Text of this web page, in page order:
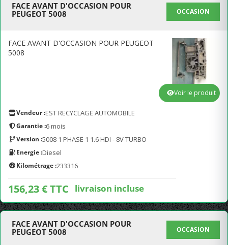
FACE AVANT D'OCCASION POUR
PEUGEOT 5008
OCCASION
FACE AVANT D'OCCASION POUR PEUGEOT
5008
Vendeur :EST RECYCLAGE AUTOMOBILE
Garantie :6 mois
Version :5008 1 PHASE 1 1.6 HDI - 8V TURBO
Energie :Diesel
Kilométrage :233316
156,23 € TTC livraison incluse
Voir le produit
FACE AVANT D'OCCASION POUR
PEUGEOT 5008
OCCASION